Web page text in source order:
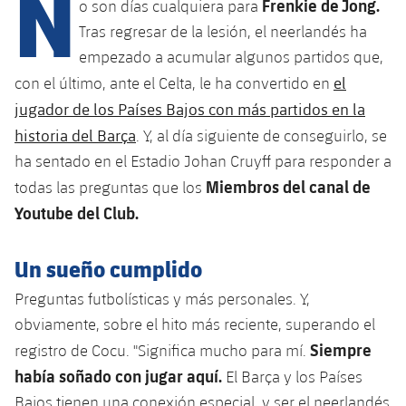
plusicon
más
Instalaciones
Spotify Camp Nou
Palau Blaugrana
Barça Cafe
Ciutat Esportiva
La Masia
plusicon
más
Servicios
plusicon
más
SUB13
SUB12
SUB11 A
SUB11 B
SUB10 A
SUB10 B
SUB9 A
SUB9 B
SUB8 A
SUB13 B
SUB12 C
SUB11 C
Gameday Shows
Resultados
Clasificación
Fotos
Historia
Base
Barça Atlètic
Cadete A
Cadete B
Infantil B
Mini
Campus Verano
PLUSICON
Primer Equipo
plusicon
más
Actualidad
Calendario
Clasificaciones
Jugadores
Barça Atlètic
plusicon
más
Actualidad
Resultados
Clasificaciones
Jugadores
Base
plusicon
más
Juvenil
Cadete A
Cadete B
PLUSICON
MÁS
Primer equipo
plusicon
más
Actualidad
Calendario
Barça Atlètic
plusicon
más
Actualidad
o son días cualquiera para Frenkie de Jong.
Tras regresar de la lesión, el neerlandés ha
empezado a acumular algunos partidos que,
con el último, ante el Celta, le ha convertido en el
jugador de los Países Bajos con más partidos en la
historia del Barça . Y, al día siguiente de conseguirlo, se
ha sentado en el Estadio Johan Cruyff para responder a
todas las preguntas que los Miembros del canal de
Youtube del Club.
Un sueño cumplido
Preguntas futbolísticas y más personales. Y,
obviamente, sobre el hito más reciente, superando el
registro de Cocu. "Significa mucho para mí. Siempre
había soñado con jugar aquí. El Barça y los Países
Bajos tienen una conexión especial, y ser el neerlandés